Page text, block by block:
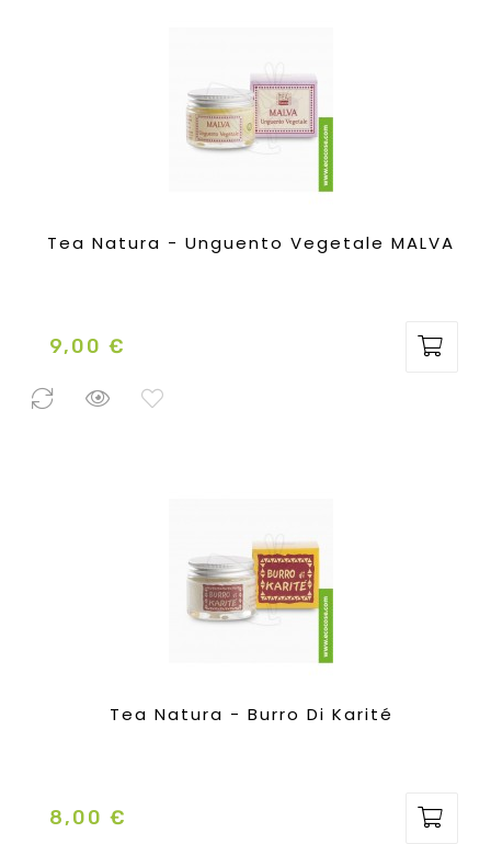
Tea Natura - Unguento Vegetale MALVA
Prezzo
9,00 €
1 Pezzo
Tea Natura - Burro Di Karité
Prezzo
8,00 €